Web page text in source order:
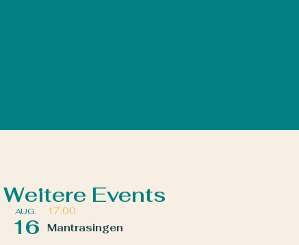
Weitere Events
AUG.
16
17:00
Mantrasingen